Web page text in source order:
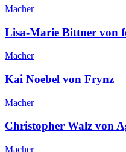
Macher
Lisa-Marie Bittner von
Macher
Kai Noebel von Frynz
Macher
Christopher Walz von
Macher